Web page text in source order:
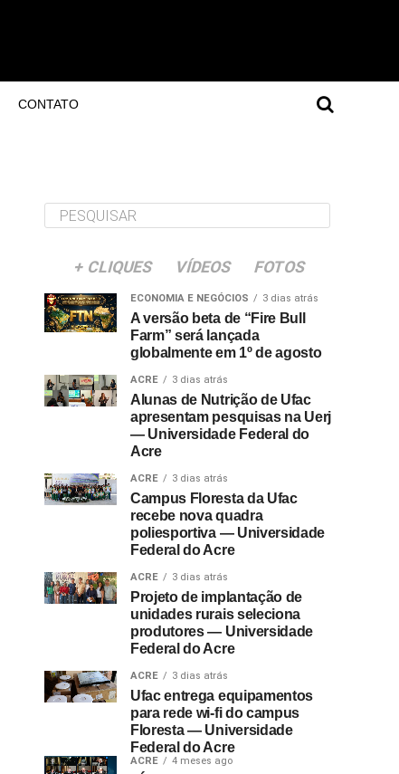
CONTATO
+ CLIQUES VÍDEOS FOTOS
ECONOMIA E NEGÓCIOS 3 dias atrás
A versão beta de “Fire Bull
Farm” será lançada
globalmente em 1º de agosto
ACRE 3 dias atrás
Alunas de Nutrição de Ufac
apresentam pesquisas na Uerj
— Universidade Federal do
Acre
ACRE 3 dias atrás
Campus Floresta da Ufac
recebe nova quadra
poliesportiva — Universidade
Federal do Acre
ACRE 3 dias atrás
Projeto de implantação de
unidades rurais seleciona
produtores — Universidade
Federal do Acre
ACRE 3 dias atrás
Ufac entrega equipamentos
para rede wi-fi do campus
Floresta — Universidade
Federal do Acre
ACRE 4 meses ago